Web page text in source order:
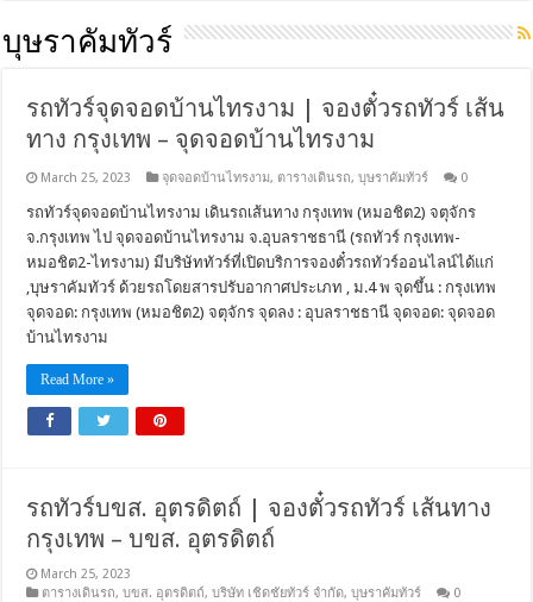
บุษราคัมทัวร์
รถทัวร์จุดจอดบ้านไทรงาม | จองตั๋วรถทัวร์ เส้น
ทาง กรุงเทพ – จุดจอดบ้านไทรงาม
March 25, 2023 จุดจอดบ้านไทรงาม, ตารางเดินรถ,บุษราคัมทัวร์ 0
รถทัวร์จุดจอดบ้านไทรงาม เดินรถเส้นทาง กรุงเทพ (หมอชิต2) จตุจักร
จ.กรุงเทพ ไป จุดจอดบ้านไทรงาม จ.อุบลราชธานี (รถทัวร์ กรุงเทพ-
หมอชิต2-ไทรงาม) มีบริษัททัวร์ที่เปิดบริการจองตั๋วรถทัวร์ออนไลน์ได้แก่
,บุษราคัมทัวร์ ด้วยรถโดยสารปรับอากาศประเภท , ม.4 พ จุดขึ้น : กรุงเทพ
จุดจอด: กรุงเทพ (หมอชิต2) จตุจักร จุดลง : อุบลราชธานี จุดจอด: จุดจอด
บ้านไทรงาม
Read More »
รถทัวร์บขส. อุตรดิตถ์ | จองตั๋วรถทัวร์ เส้นทาง
กรุงเทพ – บขส. อุตรดิตถ์
March 25, 2023
ตารางเดินรถ,บขส. อุตรดิตถ์,บริษัท เชิดชัยทัวร์ จำกัด,บุษราคัมทัวร์ 0